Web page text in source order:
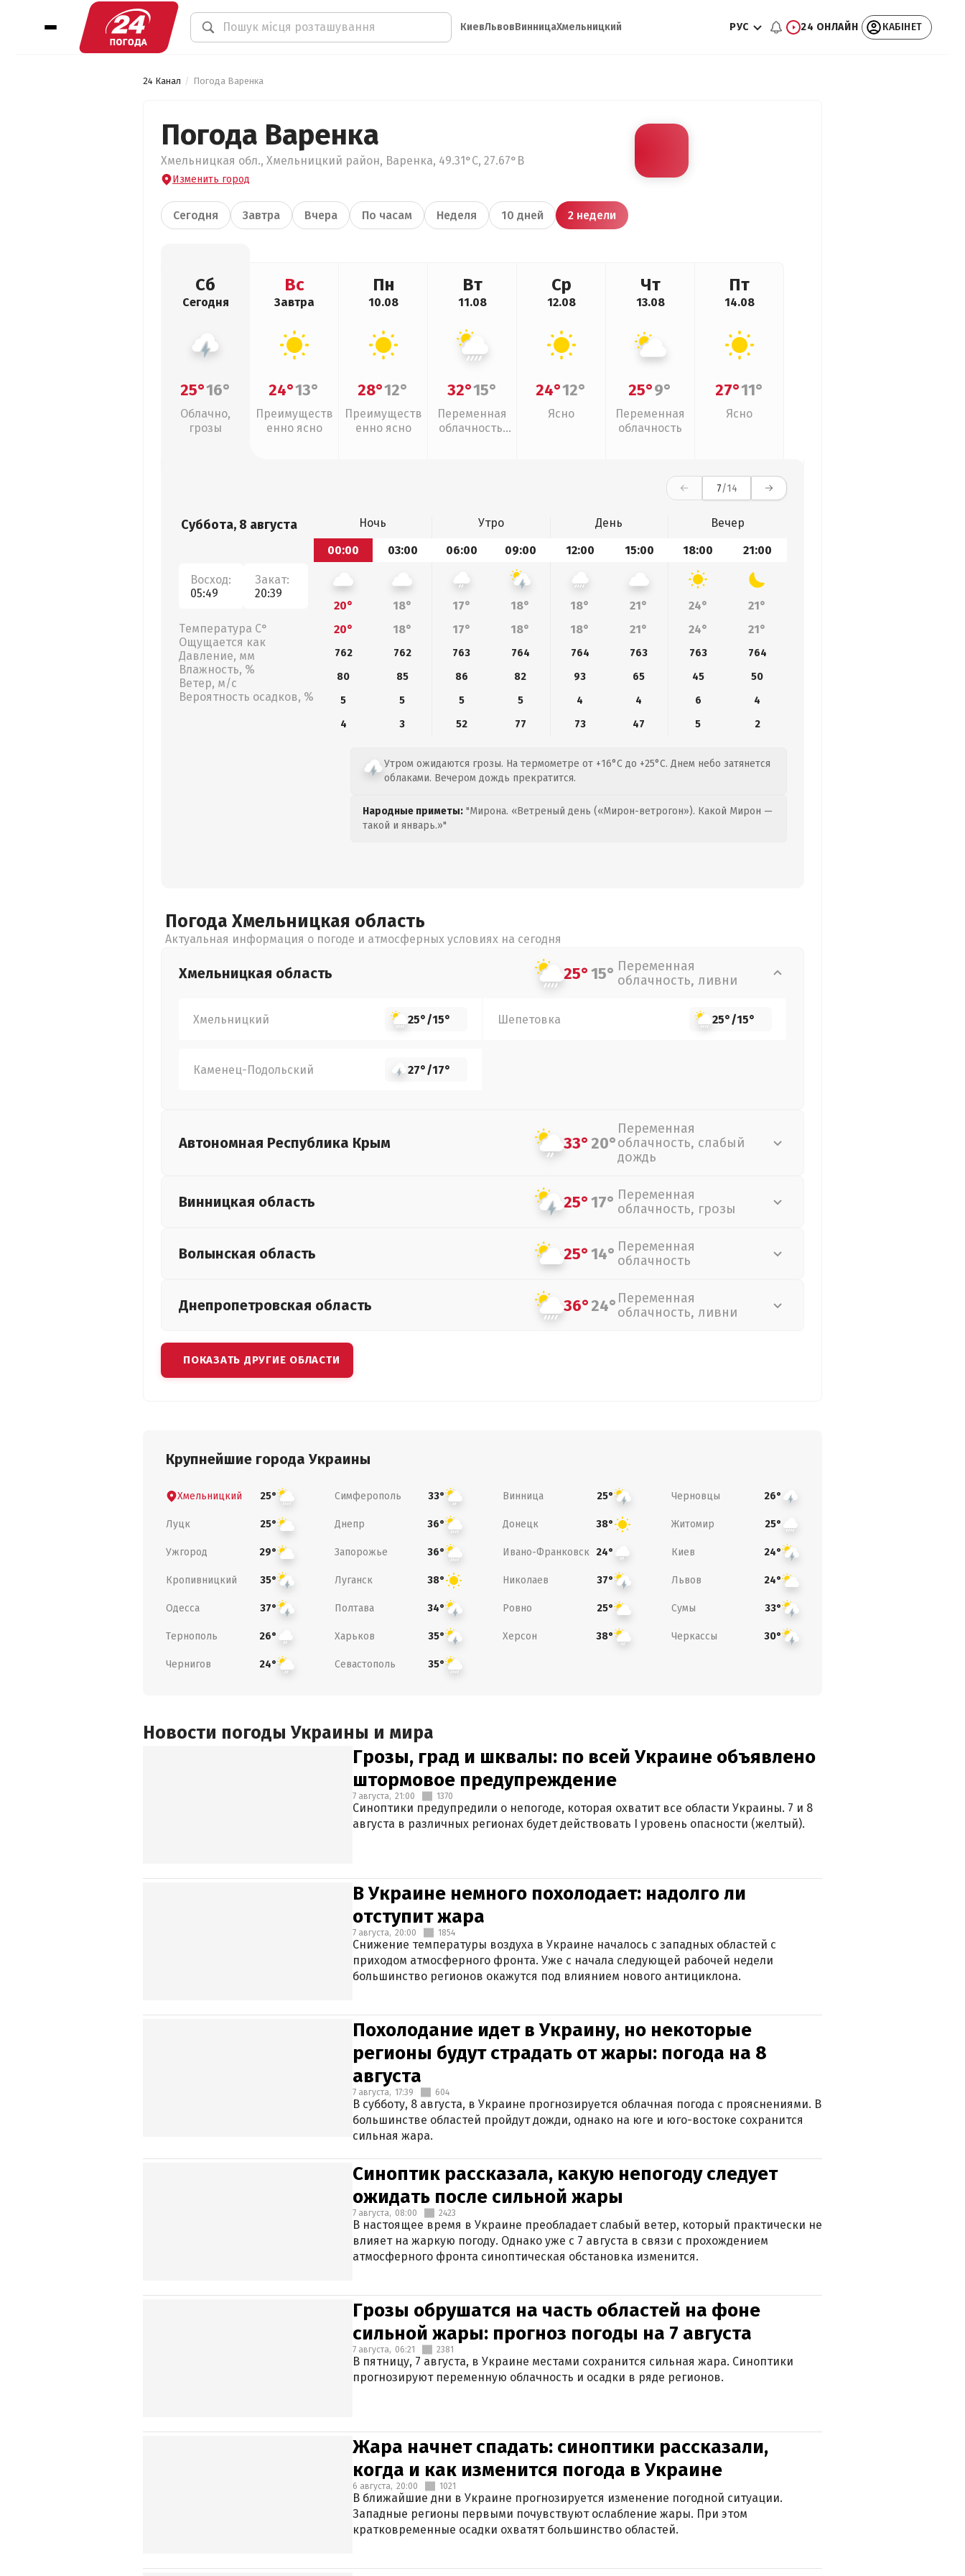
КиевЛьвовВинницаХмельницкий РУС 24 ОНЛАЙН КАБІНЕТ
24 Канал Погода Варенка
Погода Варенка
Хмельницкая обл., Хмельницкий район, Варенка, 49.31°С, 27.67°В
Изменить город
Сегодня Завтра Вчера По часам Неделя 10 дней 2 недели
Сб
Сегодня
25°16°
Облачно,
грозы
Вс
Завтра
24°13°
Преимуществ
енно ясно
Пн
10.08
28°12°
Преимуществ
енно ясно
Вт
11.08
32°15°
Переменная
облачность,
Ср
12.08
24°12°
Ясно
Чт
13.08
25°9°
Переменная
облачность
Пт
14.08
27°11°
Ясно
7/14
Суббота, 8 августа
Восход:
05:49
Закат:
20:39
Температура С°
Ощущается как
Давление, мм
Влажность, %
Ветер, м/с
Вероятность осадков, %
Ночь Утро День
Вечер
00:00
03:00 06:00 09:00 12:00 15:00 18:00 21:00
20° 18° 17° 18° 18° 21° 24°
21°
20°
18° 17° 18° 18° 21° 24° 21°
762 762 763 764 764 763 763
764
80
85 86 82 93 65 45
50
5
5 5 5 4 4 6
4
4
3 52 77 73 47 5 2
Утром ожидаются грозы. На термометре от +16°C до +25°C. Днем небо затянется
облаками. Вечером дождь прекратится.
Народные приметы: "Мирона. «Ветреный день («Мирон-ветрогон»). Какой Мирон —
такой и январь.»"
Погода Хмельницкая область
Актуальная информация о погоде и атмосферных условиях на сегодня
Хмельницкая область 25°15° Переменная
облачность, ливни
Хмельницкий 25°/15° Шепетовка 25°/15°
Каменец-Подольский 27°/17°
Автономная Республика Крым 33°20°
Переменная
облачность, слабый
дождь
Винницкая область 25°17° Переменная
облачность, грозы
Волынская область 25°14° Переменная
облачность
Днепропетровская область 36°24° Переменная
облачность, ливни
ПОКАЗАТЬ ДРУГИЕ ОБЛАСТИ
Крупнейшие города Украины
Хмельницкий 25° Симферополь 33° Винница 25° Черновцы 26°
Луцк 25° Днепр 36° Донецк 38° Житомир 25°
Ужгород 29° Запорожье 36° Ивано-Франковск 24° Киев 24°
Кропивницкий 35° Луганск 38° Николаев 37° Львов 24°
Одесса 37° Полтава 34° Ровно 25° Сумы 33°
Тернополь 26° Харьков 35° Херсон 38° Черкассы 30°
Чернигов 24° Севастополь 35°
Новости погоды Украины и мира
Грозы, град и шквалы: по всей Украине объявлено
штормовое предупреждение
7 августа, 21:00 1370
Синоптики предупредили о непогоде, которая охватит все области Украины. 7 и 8
августа в различных регионах будет действовать I уровень опасности (желтый).
В Украине немного похолодает: надолго ли
отступит жара
7 августа, 20:00 1854
Снижение температуры воздуха в Украине началось с западных областей с
приходом атмосферного фронта. Уже с начала следующей рабочей недели
большинство регионов окажутся под влиянием нового антициклона.
Похолодание идет в Украину, но некоторые
регионы будут страдать от жары: погода на 8
августа
7 августа, 17:39 604
В субботу, 8 августа, в Украине прогнозируется облачная погода с прояснениями. В
большинстве областей пройдут дожди, однако на юге и юго-востоке сохранится
сильная жара.
Синоптик рассказала, какую непогоду следует
ожидать после сильной жары
7 августа, 08:00 2423
В настоящее время в Украине преобладает слабый ветер, который практически не
влияет на жаркую погоду. Однако уже с 7 августа в связи с прохождением
атмосферного фронта синоптическая обстановка изменится.
Грозы обрушатся на часть областей на фоне
сильной жары: прогноз погоды на 7 августа
7 августа, 06:21 2381
В пятницу, 7 августа, в Украине местами сохранится сильная жара. Синоптики
прогнозируют переменную облачность и осадки в ряде регионов.
Жара начнет спадать: синоптики рассказали,
когда и как изменится погода в Украине
6 августа, 20:00 1021
В ближайшие дни в Украине прогнозируется изменение погодной ситуации.
Западные регионы первыми почувствуют ослабление жары. При этом
кратковременные осадки охватят большинство областей.